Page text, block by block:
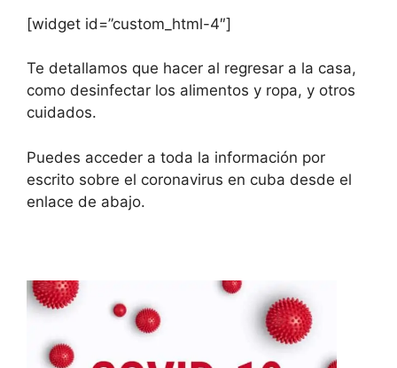
[widget id=”custom_html-4″]
Te detallamos que hacer al regresar a la casa,
como desinfectar los alimentos y ropa, y otros
cuidados.
Puedes acceder a toda la información por
escrito sobre el coronavirus en cuba desde el
enlace de abajo.